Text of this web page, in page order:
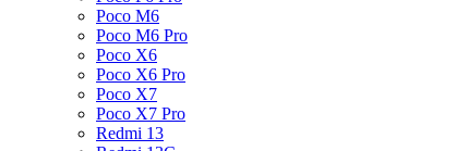
Poco M6
Poco M6 Pro
Poco X6
Poco X6 Pro
Poco X7
Poco X7 Pro
Redmi 13